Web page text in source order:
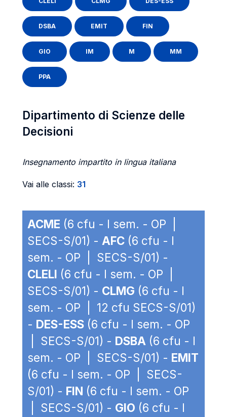
DSBA EMIT FIN
GIO IM M MM
PPA
Dipartimento di Scienze delle
Decisioni
Insegnamento impartito in lingua italiana
Vai alle classi: 31
ACME (6 cfu - I sem. - OP |
SECS-S/01) - AFC (6 cfu - I
sem. - OP | SECS-S/01) -
CLELI (6 cfu - I sem. - OP |
SECS-S/01) - CLMG (6 cfu - I
sem. - OP | 12 cfu SECS-S/01)
- DES-ESS (6 cfu - I sem. - OP
| SECS-S/01) - DSBA (6 cfu - I
sem. - OP | SECS-S/01) - EMIT
(6 cfu - I sem. - OP | SECS-
S/01) - FIN (6 cfu - I sem. - OP
| SECS-S/01) - GIO (6 cfu - I